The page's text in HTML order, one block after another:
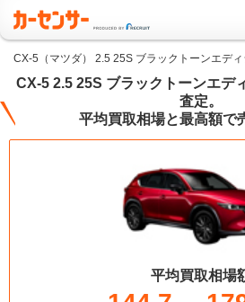
CX-5（マツダ） 2.5 25S ブラックトーンエデ
CX-5 2.5 25S ブラックトーンエデ
査定。
平均買取相場と最高額で
平均買取相場